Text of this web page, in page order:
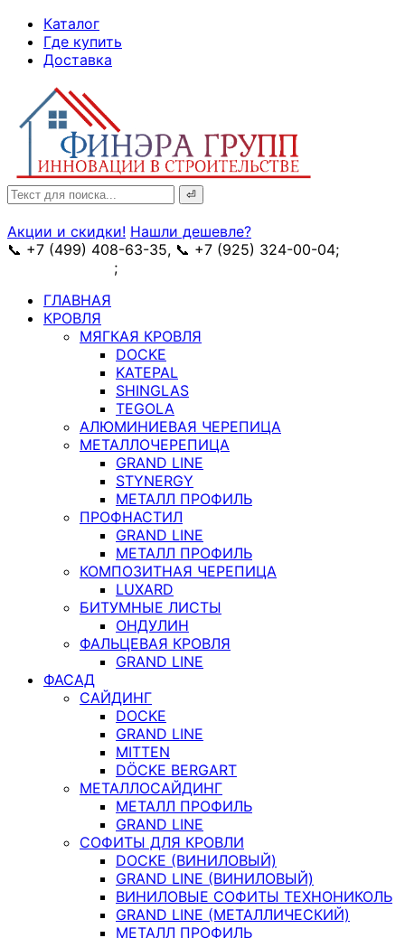
Skip
Content
Каталог
Где купить
Доставка
Search
for:
Акции и скидки! Нашли дешевле?
📞 +7 (499) 408-63-35, 📞 +7 (925) 324-00-04;
;
ГЛАВНАЯ
КРОВЛЯ
МЯГКАЯ КРОВЛЯ
DOCKE
KATEPAL
SHINGLAS
TEGOLA
АЛЮМИНИЕВАЯ ЧЕРЕПИЦА
МЕТАЛЛОЧЕРЕПИЦА
GRAND LINE
STYNERGY
МЕТАЛЛ ПРОФИЛЬ
ПРОФНАСТИЛ
GRAND LINE
МЕТАЛЛ ПРОФИЛЬ
КОМПОЗИТНАЯ ЧЕРЕПИЦА
LUXARD
БИТУМНЫЕ ЛИСТЫ
ОНДУЛИН
ФАЛЬЦЕВАЯ КРОВЛЯ
GRAND LINE
ФАСАД
САЙДИНГ
DOCKE
GRAND LINE
MITTEN
DÖCKE BERGART
МЕТАЛЛОСАЙДИНГ
МЕТАЛЛ ПРОФИЛЬ
GRAND LINE
СОФИТЫ ДЛЯ КРОВЛИ
DOCKE (ВИНИЛОВЫЙ)
GRAND LINE (ВИНИЛОВЫЙ)
ВИНИЛОВЫЕ СОФИТЫ ТЕХНОНИКОЛЬ
GRAND LINE (МЕТАЛЛИЧЕСКИЙ)
МЕТАЛЛ ПРОФИЛЬ